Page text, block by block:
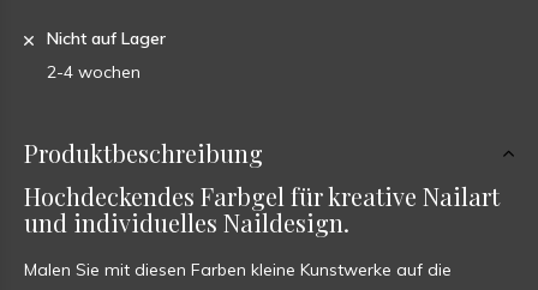
Nicht auf Lager
2-4 wochen
Produktbeschreibung
Hochdeckendes Farbgel für kreative Nailart
und individuelles Naildesign.
Malen Sie mit diesen Farben kleine Kunstwerke auf die